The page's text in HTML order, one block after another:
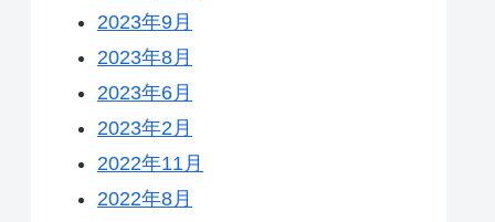
2023年9月
2023年8月
2023年6月
2023年2月
2022年11月
2022年8月